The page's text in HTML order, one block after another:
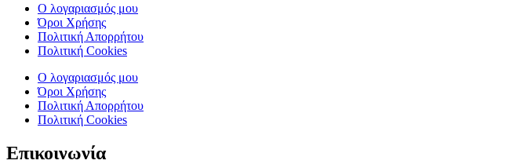
Ο λογαριασμός μου
Όροι Χρήσης
Πολιτική Απορρήτου
Πολιτική Cookies
Ο λογαριασμός μου
Όροι Χρήσης
Πολιτική Απορρήτου
Πολιτική Cookies
Επικοινωνία